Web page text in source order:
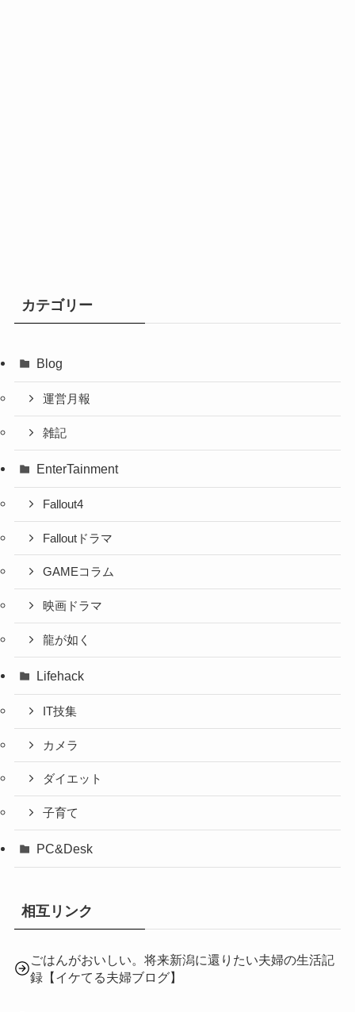
カテゴリー
Blog
運営月報
雑記
EnterTainment
Fallout4
Falloutドラマ
GAMEコラム
映画ドラマ
龍が如く
Lifehack
IT技集
カメラ
ダイエット
子育て
PC&Desk
相互リンク
ごはんがおいしい。将来新潟に還りたい夫婦の生活記
録【イケてる夫婦ブログ】